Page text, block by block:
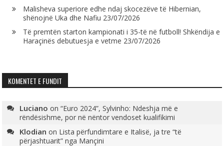
Malisheva superiore edhe ndaj skocezëve të Hibernian,
shënojnë Uka dhe Nafiu 23/07/2026
Të premtën starton kampionati i 35-të në futboll! Shkëndija e
Haraçinës debutuesja e vetme 23/07/2026
KOMENTET E FUNDIT
Luciano on“Euro 2024”, Sylvinho: Ndeshja më e
rëndësishme, por në nëntor vendoset kualifikimi
Klodian on Lista përfundimtare e Italisë, ja tre “të
përjashtuarit” nga Mançini